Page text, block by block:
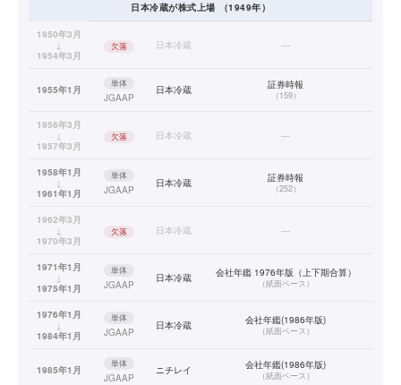
日本冷蔵が株式上場 （1949年）
1950年3月
↓
1954年3月
欠落 日本冷蔵 —
1955年1月
単体
JGAAP
日本冷蔵 証券時報
（159）
1956年3月
↓
1957年3月
欠落 日本冷蔵 —
1958年1月
↓
1961年1月
単体
JGAAP
日本冷蔵 証券時報
（252）
1962年3月
↓
1970年3月
欠落 日本冷蔵 —
1971年1月
↓
1975年1月
単体
JGAAP
日本冷蔵 会社年鑑 1976年版（上下期合算）
（紙面ベース）
1976年1月
↓
1984年1月
単体
JGAAP
日本冷蔵 会社年鑑(1986年版)
（紙面ベース）
1985年1月
単体
JGAAP
ニチレイ 会社年鑑(1986年版)
（紙面ベース）